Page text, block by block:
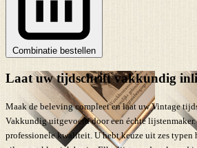
Combinatie bestellen
Laat uw tijdschrift vakkundig
Maak de beleving compleet en laat uw Vintage
Vakkundig uitgevoerd door een échte
professionele kwaliteit. U hebt keuze uit zes typen